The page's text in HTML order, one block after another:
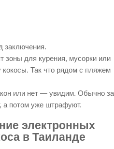
заключения.
зоны для курения, мусорки или
кокосы. Так что рядом с пляжем
или нет — увидим. Обычно за
а потом уже штрафуют.
электронных
в Таиланде